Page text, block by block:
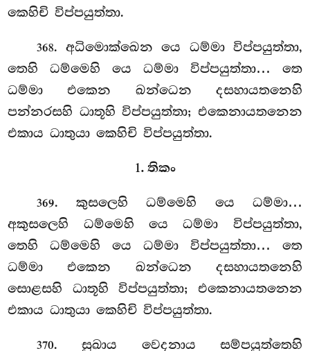
කෙහිචි විප්පයුත්තා.
368. අධිමොක්ඛෙන යෙ ධම්මා විප්පයුත්තා,
තෙහි ධම්මෙහි යෙ ධම්මා විප්පයුත්තා… තෙ
ධම්මාඑකෙන ඛන්ධෙන දසහායතනෙහි
පන්නරසහි ධාතූහි විප්පයුත්තා; එකෙනායතනෙන
එකාය ධාතුයා කෙහිචි විප්පයුත්තා.
1. තිකං
369. කුසලෙහි ධම්මෙහි යෙ ධම්මා…
අකුසලෙහි ධම්මෙහි යෙ ධම්මා විප්පයුත්තා,
තෙහි ධම්මෙහි යෙ ධම්මා විප්පයුත්තා… තෙ
ධම්මා එකෙන ඛන්ධෙන දසහායතනෙහි
සොළසහි ධාතූහි විප්පයුත්තා; එකෙනායතනෙන
එකාය ධාතුයා කෙහිචි විප්පයුත්තා.
370. සුඛාය වෙදනාය සම්පයුත්තෙහි